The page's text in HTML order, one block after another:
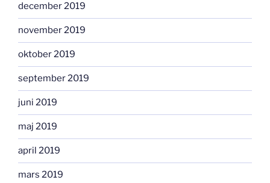
december 2019
november 2019
oktober 2019
september 2019
juni 2019
maj 2019
april 2019
mars 2019